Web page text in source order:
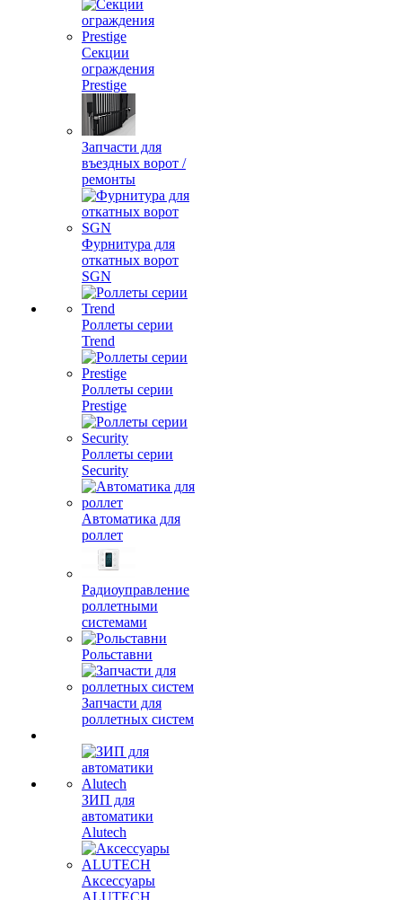
Секции
ограждения
Prestige
Запчасти для
въездных ворот /
ремонты
Фурнитура для
откатных ворот
SGN
Роллеты серии
Trend
Роллеты серии
Prestige
Роллеты серии
Security
Автоматика для
роллет
Радиоуправление
роллетными
системами
Рольставни
Запчасти для
роллетных систем
ЗИП для
автоматики
Alutech
Аксессуары
ALUTECH